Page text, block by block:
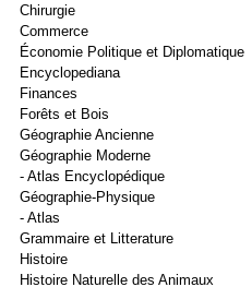
Chirurgie
Commerce
Économie Politique et Diplomatique
Encyclopediana
Finances
Forêts et Bois
Géographie Ancienne
Géographie Moderne
- Atlas Encyclopédique
Géographie-Physique
- Atlas
Grammaire et Litterature
Histoire
Histoire Naturelle des Animaux